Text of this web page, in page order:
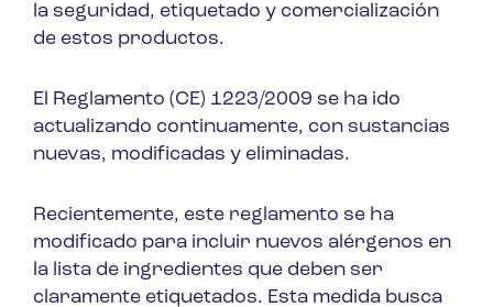
la seguridad, etiquetado y comercialización
de estos productos.
El Reglamento (CE) 1223/2009 se ha ido
actualizando continuamente, con sustancias
nuevas, modificadas y eliminadas.
Recientemente, este reglamento se ha
modificado para incluir nuevos alérgenos en
la lista de ingredientes que deben ser
claramente etiquetados. Esta medida busca